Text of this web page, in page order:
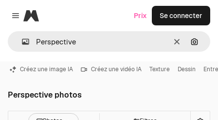
Close menu
Magnific
Effacer
Prix Se connecter
Créez une image IA Créez une vidéo IA Texture Dessin
Perspective photos